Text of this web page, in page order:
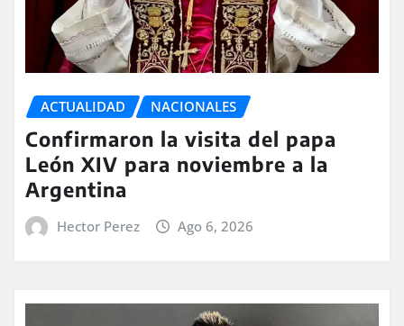
ACTUALIDAD NACIONALES
Confirmaron la visita del papa
León XIV para noviembre a la
Argentina
Hector Perez Ago 6, 2026